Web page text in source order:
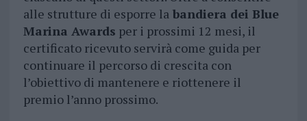
alle strutture di esporre labandiera dei Blue
Marina Awards per i prossimi 12 mesi, il
certificato ricevuto servirà come guida per
continuare il percorso di crescita con
l’obiettivo di mantenere e riottenere il
premio l’anno prossimo.